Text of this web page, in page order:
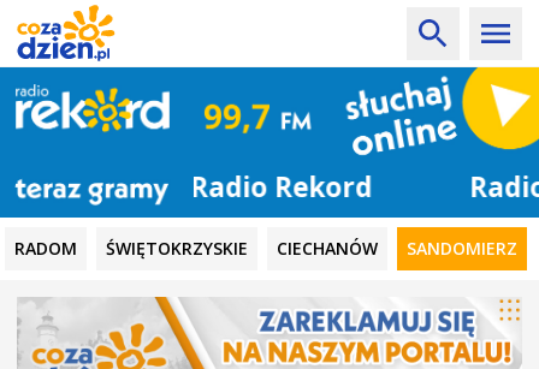
Radio Rekord
RADOM ŚWIĘTOKRZYSKIE CIECHANÓW SANDOMIERZ